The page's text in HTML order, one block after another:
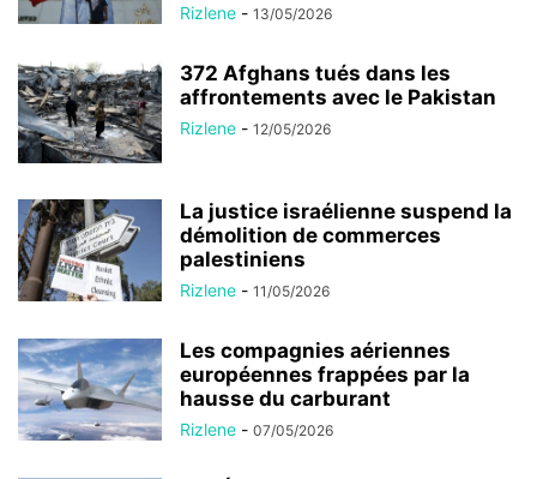
Rizlene - 13/05/2026
372 Afghans tués dans les
affrontements avec le Pakistan
Rizlene - 12/05/2026
La justice israélienne suspend la
démolition de commerces
palestiniens
Rizlene - 11/05/2026
Les compagnies aériennes
européennes frappées par la
hausse du carburant
Rizlene - 07/05/2026